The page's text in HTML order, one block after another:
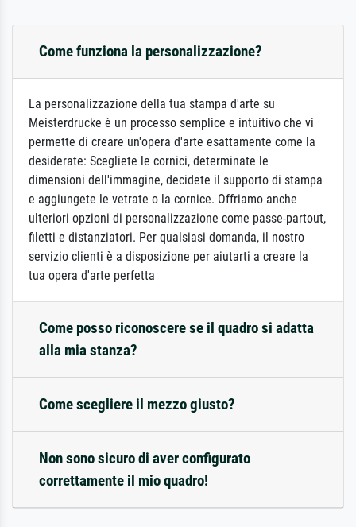
Come funziona la personalizzazione?
La personalizzazione della tua stampa d'arte su
Meisterdrucke è un processo semplice e intuitivo che vi
permette di creare un'opera d'arte esattamente come la
desiderate: Scegliete le cornici, determinate le
dimensioni dell'immagine, decidete il supporto di stampa
e aggiungete le vetrate o la cornice. Offriamo anche
ulteriori opzioni di personalizzazione come passe-partout,
filetti e distanziatori. Per qualsiasi domanda, il nostro
servizio clienti è a disposizione per aiutarti a creare la
tua opera d'arte perfetta
Come posso riconoscere se il quadro si adatta
alla mia stanza?
Come scegliere il mezzo giusto?
Non sono sicuro di aver configurato
correttamente il mio quadro!